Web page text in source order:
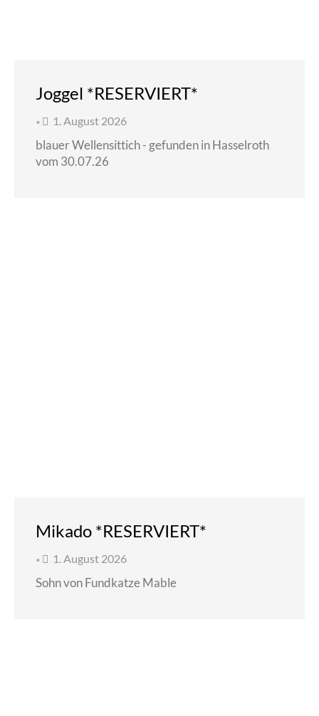
Joggel *RESERVIERT*
• 1. August 2026
blauer Wellensittich - gefunden in Hasselroth
vom 30.07.26
Mikado *RESERVIERT*
• 1. August 2026
Sohn von Fundkatze Mable